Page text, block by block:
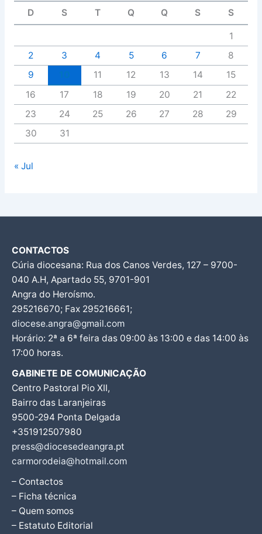
D S T Q Q S S
1
2
3 4 5 6 7
8
9
11 12 13 14
15
16
17 18 19 20 21
22
23
24 25 26 27 28
29
30
31
« Jul
CONTACTOS
Cúria diocesana: Rua dos Canos Verdes, 127 – 9700-
040 A.H, Apartado 55, 9701-901
Angra do Heroísmo.
295216670; Fax 295216661;
diocese.angra@gmail.com
Horário: 2ª a 6ª feira das 09:00 às 13:00 e das 14:00 às
17:00 horas.
GABINETE DE COMUNICAÇÃO
Centro Pastoral Pio XII,
Bairro das Laranjeiras
9500-294 Ponta Delgada
+351912507980
press@diocesedeangra.pt
carmorodeia@hotmail.com
– Contactos
– Ficha técnica
– Quem somos
– Estatuto Editorial